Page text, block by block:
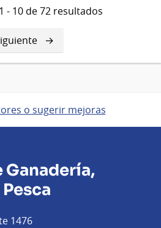
- 10 de 72 resultados
o sugerir mejoras
1476